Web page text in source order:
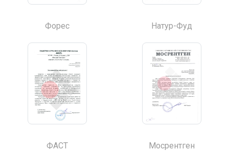
Форес Натур-Фуд
ФАСТ Мосрентген